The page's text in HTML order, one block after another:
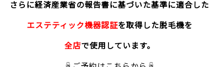
さらに経済産業省の報告書に基づいた基準に適合した
エステティック機器認証を取得した脱毛機を
全店で使用しています。